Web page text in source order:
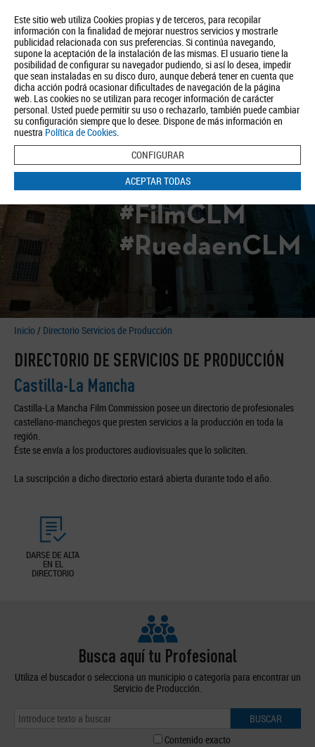
Este sitio web utiliza Cookies propias y de terceros, para recopilar
información con la finalidad de mejorar nuestros servicios y mostrarle
publicidad relacionada con sus preferencias. Si continúa navegando,
supone la aceptación de la instalación de las mismas. El usuario tiene la
posibilidad de configurar su navegador pudiendo, si así lo desea, impedir
que sean instaladas en su disco duro, aunque deberá tener en cuenta que
dicha acción podrá ocasionar dificultades de navegación de la página
web. Las cookies no se utilizan para recoger información de carácter
personal. Usted puede permitir su uso o rechazarlo, también puede cambiar
su configuración siempre que lo desee. Dispone de más información en
nuestra Política de Cookies.
CONFIGURAR
ACEPTAR TODAS
Quiénes somos Turismo Política de Privacidad Aviso Legal
Política de Cookies
BUSCAR
#FilmCLM
#RuedaenCLM
Inicio / Directorio Servicios de Producción
DIRECTORIO DE SERVICIOS DE PRODUCCIÓN
Castilla-La Mancha
Castilla-La Mancha Film Commission posee un directorio de profesionales
castellano-manchegos que presten servicios a la producción en toda la
región.
Éste se envía a los productores audiovisuales que lo soliciten.
La suscripción a dicho directorio estará abierta durante todo el año.
DARSE DE ALTA
EN EL
DIRECTORIO
Busca aquí tu Profesional
Utiliza el buscador o selecciona un municipio o categoría para encontrar un
Servicio de Producción.
BUSCAR
Contenido exacto